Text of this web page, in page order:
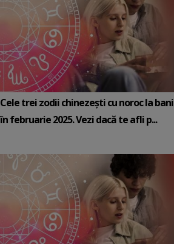
Cele trei zodii chinezești cu noroc la bani
în februarie 2025. Vezi dacă te afli p...